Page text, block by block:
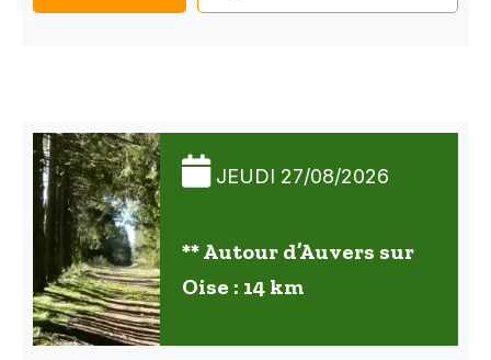
JEUDI 27/08/2026
** Autour d’Auvers sur
Oise : 14 km